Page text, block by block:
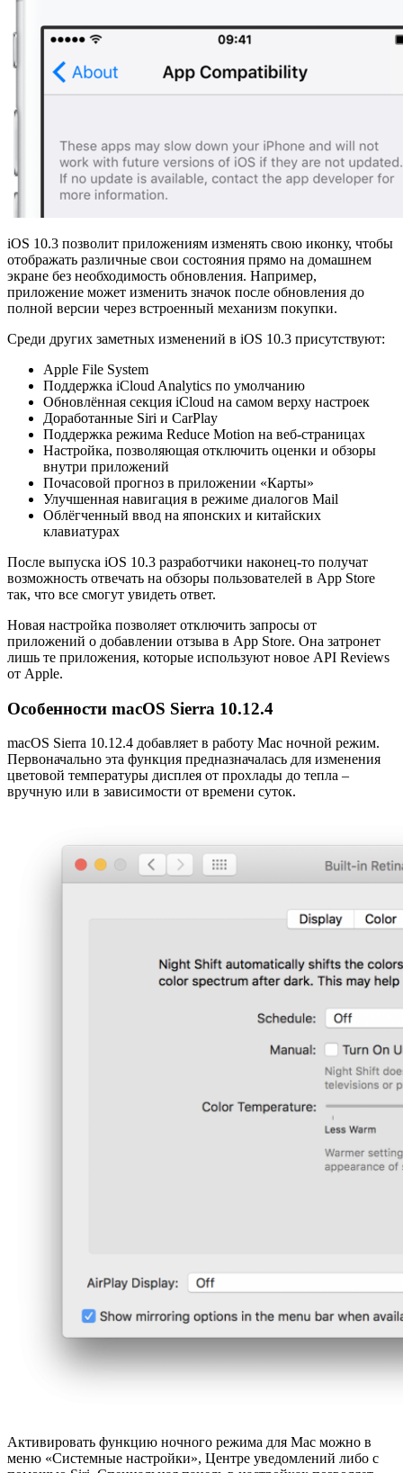
iOS 10.3 позволит приложениям изменять свою иконку, чтобы
отображать различные свои состояния прямо на домашнем
экране без необходимость обновления. Например,
приложение может изменить значок после обновления до
полной версии через встроенный механизм покупки.
Среди других заметных изменений в iOS 10.3 присутствуют:
Apple File System
Поддержка iCloud Analytics по умолчанию
Обновлённая секция iCloud на самом верху настроек
Доработанные Siri и CarPlay
Поддержка режима Reduce Motion на веб-страницах
Настройка, позволяющая отключить оценки и обзоры
внутри приложений
Почасовой прогноз в приложении «Карты»
Улучшенная навигация в режиме диалогов Mail
Облёгченный ввод на японских и китайских
клавиатурах
После выпуска iOS 10.3 разработчики наконец-то получат
возможность отвечать на обзоры пользователей в App Store
так, что все смогут увидеть ответ.
Новая настройка позволяет отключить запросы от
приложений о добавлении отзыва в App Store. Она затронет
лишь те приложения, которые используют новое API Reviews
от Apple.
Особенности macOS Sierra 10.12.4
macOS Sierra 10.12.4 добавляет в работу Mac ночной режим.
Первоначально эта функция предназначалась для изменения
цветовой температуры дисплея от прохлады до тепла –
вручную или в зависимости от времени суток.
Активировать функцию ночного режима для Mac можно в
меню «Системные настройки», Центре уведомлений либо с